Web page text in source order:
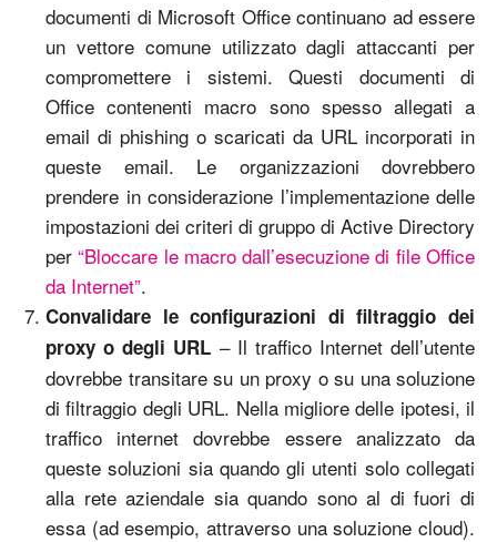
documenti di Microsoft Office continuano ad essere
un vettore comune utilizzato dagli attaccanti per
compromettere i sistemi. Questi documenti di
Office contenenti macro sono spesso allegati a
email di phishing o scaricati da URL incorporati in
queste email. Le organizzazioni dovrebbero
prendere in considerazione l’implementazione delle
impostazioni dei criteri di gruppo di Active Directory
per“Bloccare le macro dall’esecuzione di file Office
da Internet”.
Convalidare le configurazioni di filtraggio dei
proxy o degli URL – Il traffico Internet dell’utente
dovrebbe transitare su un proxy o su una soluzione
di filtraggio degli URL. Nella migliore delle ipotesi, il
traffico internet dovrebbe essere analizzato da
queste soluzioni sia quando gli utenti solo collegati
alla rete aziendale sia quando sono al di fuori di
essa (ad esempio, attraverso una soluzione cloud).